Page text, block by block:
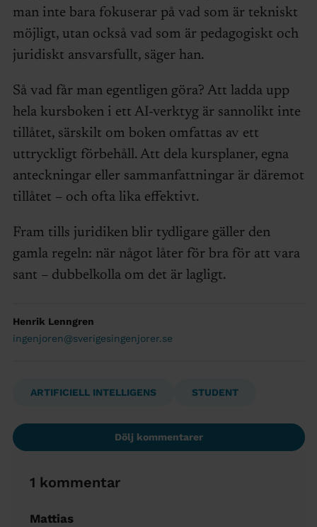
man inte bara fokuserar på vad som är tekniskt
möjligt, utan också vad som är pedagogiskt och
juridiskt ansvarsfullt, säger han.
Så vad får man egentligen göra? Att ladda upp
hela kursboken i ett AI-verktyg är sannolikt inte
tillåtet, särskilt om boken omfattas av ett
uttryckligt förbehåll. Att dela kursplaner, egna
anteckningar eller sammanfattningar är däremot
tillåtet – och ofta lika effektivt.
Fram tills juridiken blir tydligare gäller den
gamla regeln: när något låter för bra för att vara
sant – dubbelkolla om det är lagligt.
Henrik Lenngren
ingenjoren@sverigesingenjorer.se
ARTIFICIELL INTELLIGENS STUDENT
Dölj kommentarer
1 kommentar
Mattias